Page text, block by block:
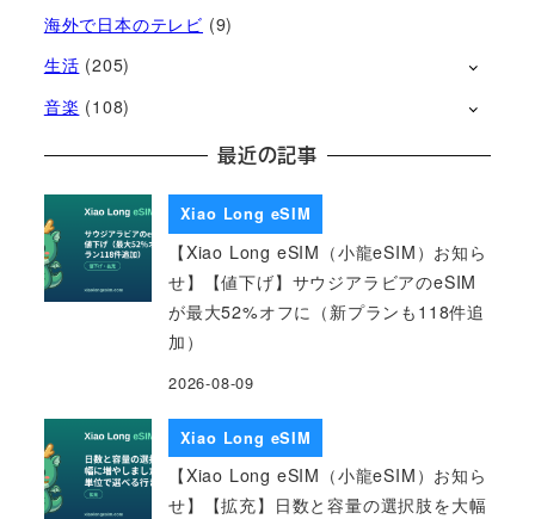
海外で日本のテレビ (9)
生活 (205)
音楽 (108)
最近の記事
Xiao Long eSIM
【Xiao Long eSIM（小龍eSIM）お知ら
せ】【値下げ】サウジアラビアのeSIM
が最大52%オフに（新プランも118件追
加）
2026-08-09
Xiao Long eSIM
【Xiao Long eSIM（小龍eSIM）お知ら
せ】【拡充】日数と容量の選択肢を大幅